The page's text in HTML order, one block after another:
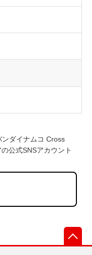
ダイナムコ Cross
公式SNSアカウント